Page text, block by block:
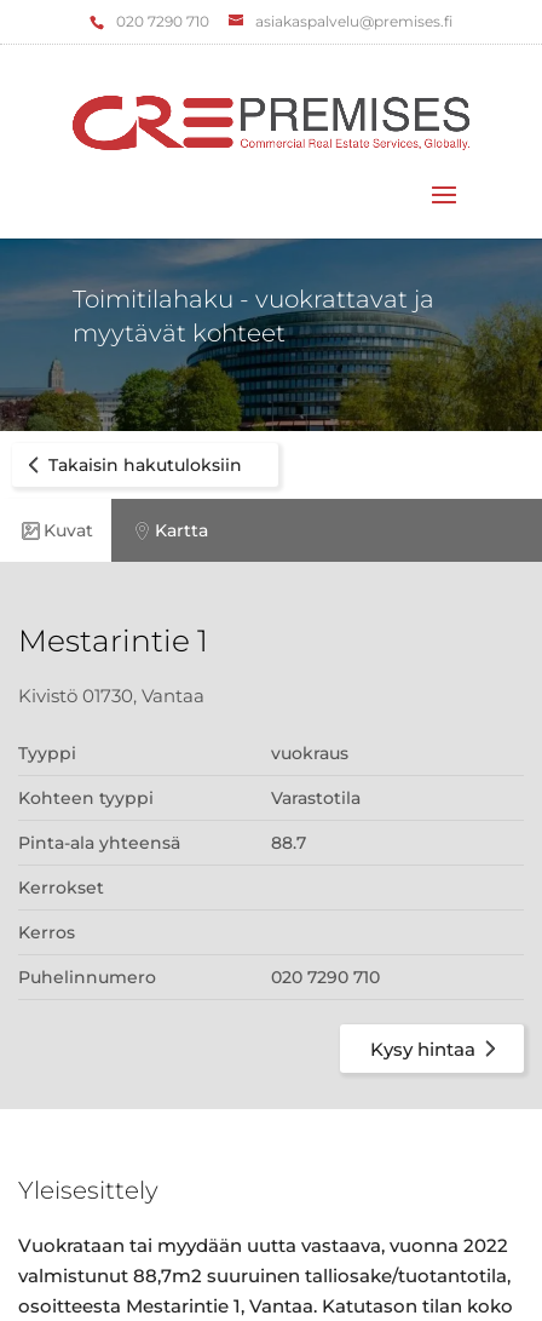
‌020 7290 710 asiakaspalvelu@premises.fi
Toimitilahaku - vuokrattavat ja
myytävät kohteet
Takaisin hakutuloksiin
Kuvat Kartta
Mestarintie 1
Kivistö 01730, Vantaa
Tyyppi vuokraus
Kohteen tyyppi Varastotila
Pinta-ala yhteensä 88.7
Kerrokset
Kerros
Puhelinnumero 020 7290 710
Kysy hintaa
Yleisesittely
Vuokrataan tai myydään uutta vastaava, vuonna 2022
valmistunut 88,7m2 suuruinen talliosake/tuotantotila,
osoitteesta Mestarintie 1, Vantaa. Katutason tilan koko